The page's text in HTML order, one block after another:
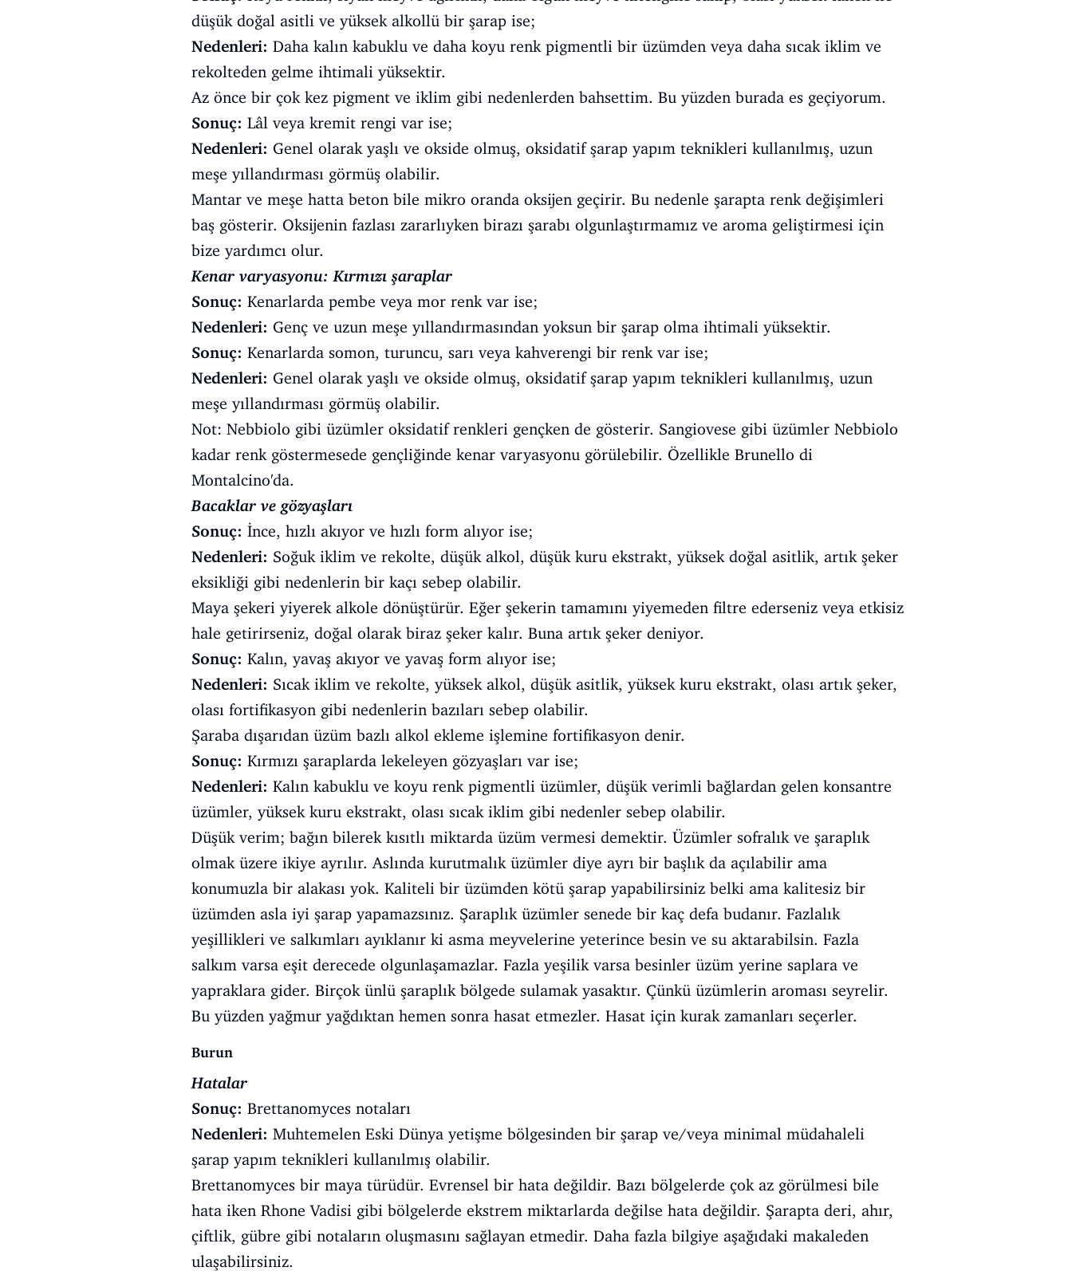
düşük doğal asitli ve yüksek alkollü bir şarap ise;
Nedenleri: Daha kalın kabuklu ve daha koyu renk pigmentli bir üzümden veya daha sıcak iklim ve
rekolteden gelme ihtimali yüksektir.
Az önce bir çok kez pigment ve iklim gibi nedenlerden bahsettim. Bu yüzden burada es geçiyorum.
Sonuç: Lâl veya kremit rengi var ise;
Nedenleri: Genel olarak yaşlı ve okside olmuş, oksidatif şarap yapım teknikleri kullanılmış, uzun
meşe yıllandırması görmüş olabilir.
Mantar ve meşe hatta beton bile mikro oranda oksijen geçirir. Bu nedenle şarapta renk değişimleri
baş gösterir. Oksijenin fazlası zararlıyken birazı şarabı olgunlaştırmamız ve aroma geliştirmesi için
bize yardımcı olur.
Kenar varyasyonu: Kırmızı şaraplar
Sonuç: Kenarlarda pembe veya mor renk var ise;
Nedenleri: Genç ve uzun meşe yıllandırmasından yoksun bir şarap olma ihtimali yüksektir.
Sonuç: Kenarlarda somon, turuncu, sarı veya kahverengi bir renk var ise;
Nedenleri: Genel olarak yaşlı ve okside olmuş, oksidatif şarap yapım teknikleri kullanılmış, uzun
meşe yıllandırması görmüş olabilir.
Not: Nebbiolo gibi üzümler oksidatif renkleri gençken de gösterir. Sangiovese gibi üzümler Nebbiolo
kadar renk göstermesede gençliğinde kenar varyasyonu görülebilir. Özellikle Brunello di
Montalcino'da.
Bacaklar ve gözyaşları
Sonuç: İnce, hızlı akıyor ve hızlı form alıyor ise;
Nedenleri: Soğuk iklim ve rekolte, düşük alkol, düşük kuru ekstrakt, yüksek doğal asitlik, artık şeker
eksikliği gibi nedenlerin bir kaçı sebep olabilir.
Maya şekeri yiyerek alkole dönüştürür. Eğer şekerin tamamını yiyemeden filtre ederseniz veya etkisiz
hale getirirseniz, doğal olarak biraz şeker kalır. Buna artık şeker deniyor.
Sonuç: Kalın, yavaş akıyor ve yavaş form alıyor ise;
Nedenleri: Sıcak iklim ve rekolte, yüksek alkol, düşük asitlik, yüksek kuru ekstrakt, olası artık şeker,
olası fortifikasyon gibi nedenlerin bazıları sebep olabilir.
Şaraba dışarıdan üzüm bazlı alkol ekleme işlemine fortifikasyon denir.
Sonuç: Kırmızı şaraplarda lekeleyen gözyaşları var ise;
Nedenleri: Kalın kabuklu ve koyu renk pigmentli üzümler, düşük verimli bağlardan gelen konsantre
üzümler, yüksek kuru ekstrakt, olası sıcak iklim gibi nedenler sebep olabilir.
Düşük verim; bağın bilerek kısıtlı miktarda üzüm vermesi demektir. Üzümler sofralık ve şaraplık
olmak üzere ikiye ayrılır. Aslında kurutmalık üzümler diye ayrı bir başlık da açılabilir ama
konumuzla bir alakası yok. Kaliteli bir üzümden kötü şarap yapabilirsiniz belki ama kalitesiz bir
üzümden asla iyi şarap yapamazsınız. Şaraplık üzümler senede bir kaç defa budanır. Fazlalık
yeşillikleri ve salkımları ayıklanır ki asma meyvelerine yeterince besin ve su aktarabilsin. Fazla
salkım varsa eşit derecede olgunlaşamazlar. Fazla yeşilik varsa besinler üzüm yerine saplara ve
yapraklara gider. Birçok ünlü şaraplık bölgede sulamak yasaktır. Çünkü üzümlerin aroması seyrelir.
Bu yüzden yağmur yağdıktan hemen sonra hasat etmezler. Hasat için kurak zamanları seçerler.
Burun
Hatalar
Sonuç: Brettanomyces notaları
Nedenleri: Muhtemelen Eski Dünya yetişme bölgesinden bir şarap ve/veya minimal müdahaleli
şarap yapım teknikleri kullanılmış olabilir.
Brettanomyces bir maya türüdür. Evrensel bir hata değildir. Bazı bölgelerde çok az görülmesi bile
hata iken Rhone Vadisi gibi bölgelerde ekstrem miktarlarda değilse hata değildir. Şarapta deri, ahır,
çiftlik, gübre gibi notaların oluşmasını sağlayan etmedir. Daha fazla bilgiye aşağıdaki makaleden
ulaşabilirsiniz.